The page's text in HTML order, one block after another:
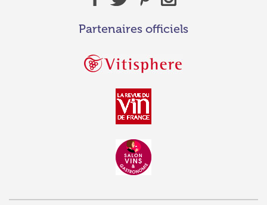
Partenaires officiels